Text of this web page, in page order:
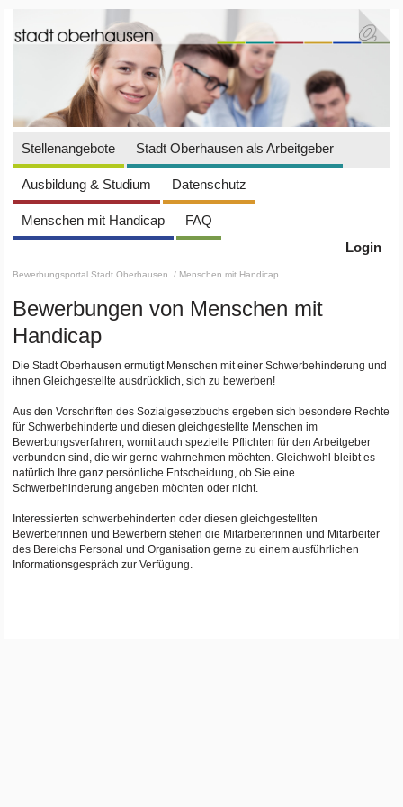
Stellenangebote Stadt Oberhausen als Arbeitgeber
Ausbildung & Studium Datenschutz
Menschen mit Handicap
FAQ
Login
Bewerbungsportal Stadt Oberhausen / Menschen mit Handicap
Bewerbungen von Menschen mit
Handicap
Die Stadt Oberhausen ermutigt Menschen mit einer Schwerbehinderung und
ihnen Gleichgestellte ausdrücklich, sich zu bewerben!
Aus den Vorschriften des Sozialgesetzbuchs ergeben sich besondere Rechte
für Schwerbehinderte und diesen gleichgestellte Menschen im
Bewerbungsverfahren, womit auch spezielle Pflichten für den Arbeitgeber
verbunden sind, die wir gerne wahrnehmen möchten. Gleichwohl bleibt es
natürlich Ihre ganz persönliche Entscheidung, ob Sie eine
Schwerbehinderung angeben möchten oder nicht.
Interessierten schwerbehinderten oder diesen gleichgestellten
Bewerberinnen und Bewerbern stehen die Mitarbeiterinnen und Mitarbeiter
des Bereichs Personal und Organisation gerne zu einem ausführlichen
Informationsgespräch zur Verfügung.